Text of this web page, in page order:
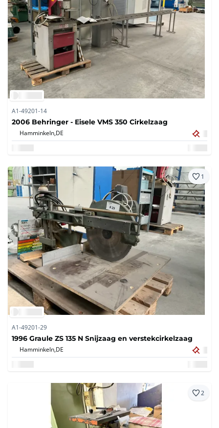
A1-49201-14
2006 Behringer - Eisele VMS 350 Cirkelzaag
Hamminkeln,DE
1
A1-49201-29
1996 Graule ZS 135 N Snijzaag en verstekcirkelzaag
Hamminkeln,DE
2